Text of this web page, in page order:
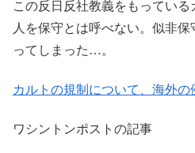
この反日反社教義をもってい
人を保守とは呼べない。似非
ってしまった…。
カルトの規制について、海外の
ワシントンポストの記事